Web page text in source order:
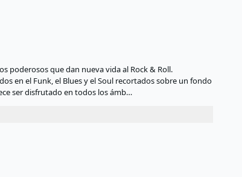
poderosos que dan nueva vida al Rock & Roll.
en el Funk, el Blues y el Soul recortados sobre un fondo
ser disfrutado en todos los ámb…